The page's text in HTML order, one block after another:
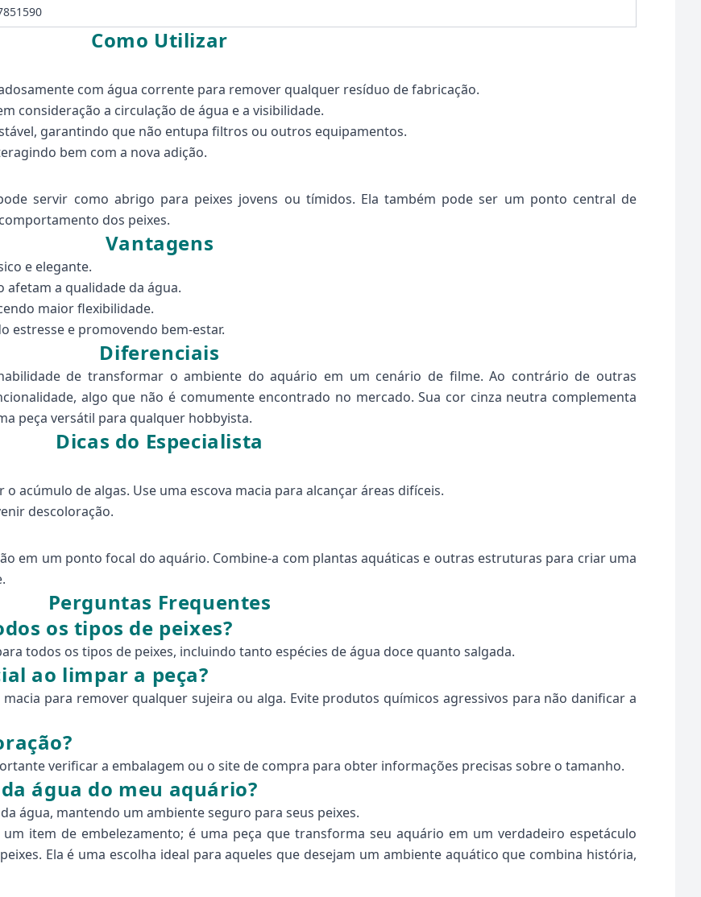
Como Utilizar
com água corrente para remover qualquer resíduo de fabricação.
consideração a circulação de água e a visibilidade.
garantindo que não entupa filtros ou outros equipamentos.
bem com a nova adição.
servir como abrigo para peixes jovens ou tímidos. Ela também pode ser um ponto central de
dos peixes.
Vantagens
e elegante.
afetam a qualidade da água.
maior flexibilidade.
estresse e promovendo bem-estar.
Diferenciais
de transformar o ambiente do aquário em um cenário de filme. Ao contrário de outras
algo que não é comumente encontrado no mercado. Sua cor cinza neutra complementa
peça versátil para qualquer hobbyista.
Dicas do Especialista
acúmulo de algas. Use uma escova macia para alcançar áreas difíceis.
descoloração.
em um ponto focal do aquário. Combine-a com plantas aquáticas e outras estruturas para criar uma
Perguntas Frequentes
os tipos de peixes?
todos os tipos de peixes, incluindo tanto espécies de água doce quanto salgada.
ao limpar a peça?
para remover qualquer sujeira ou alga. Evite produtos químicos agressivos para não danificar a
verificar a embalagem ou o site de compra para obter informações precisas sobre o tamanho.
água do meu aquário?
água, mantendo um ambiente seguro para seus peixes.
um item de embelezamento; é uma peça que transforma seu aquário em um verdadeiro espetáculo
Ela é uma escolha ideal para aqueles que desejam um ambiente aquático que combina história,